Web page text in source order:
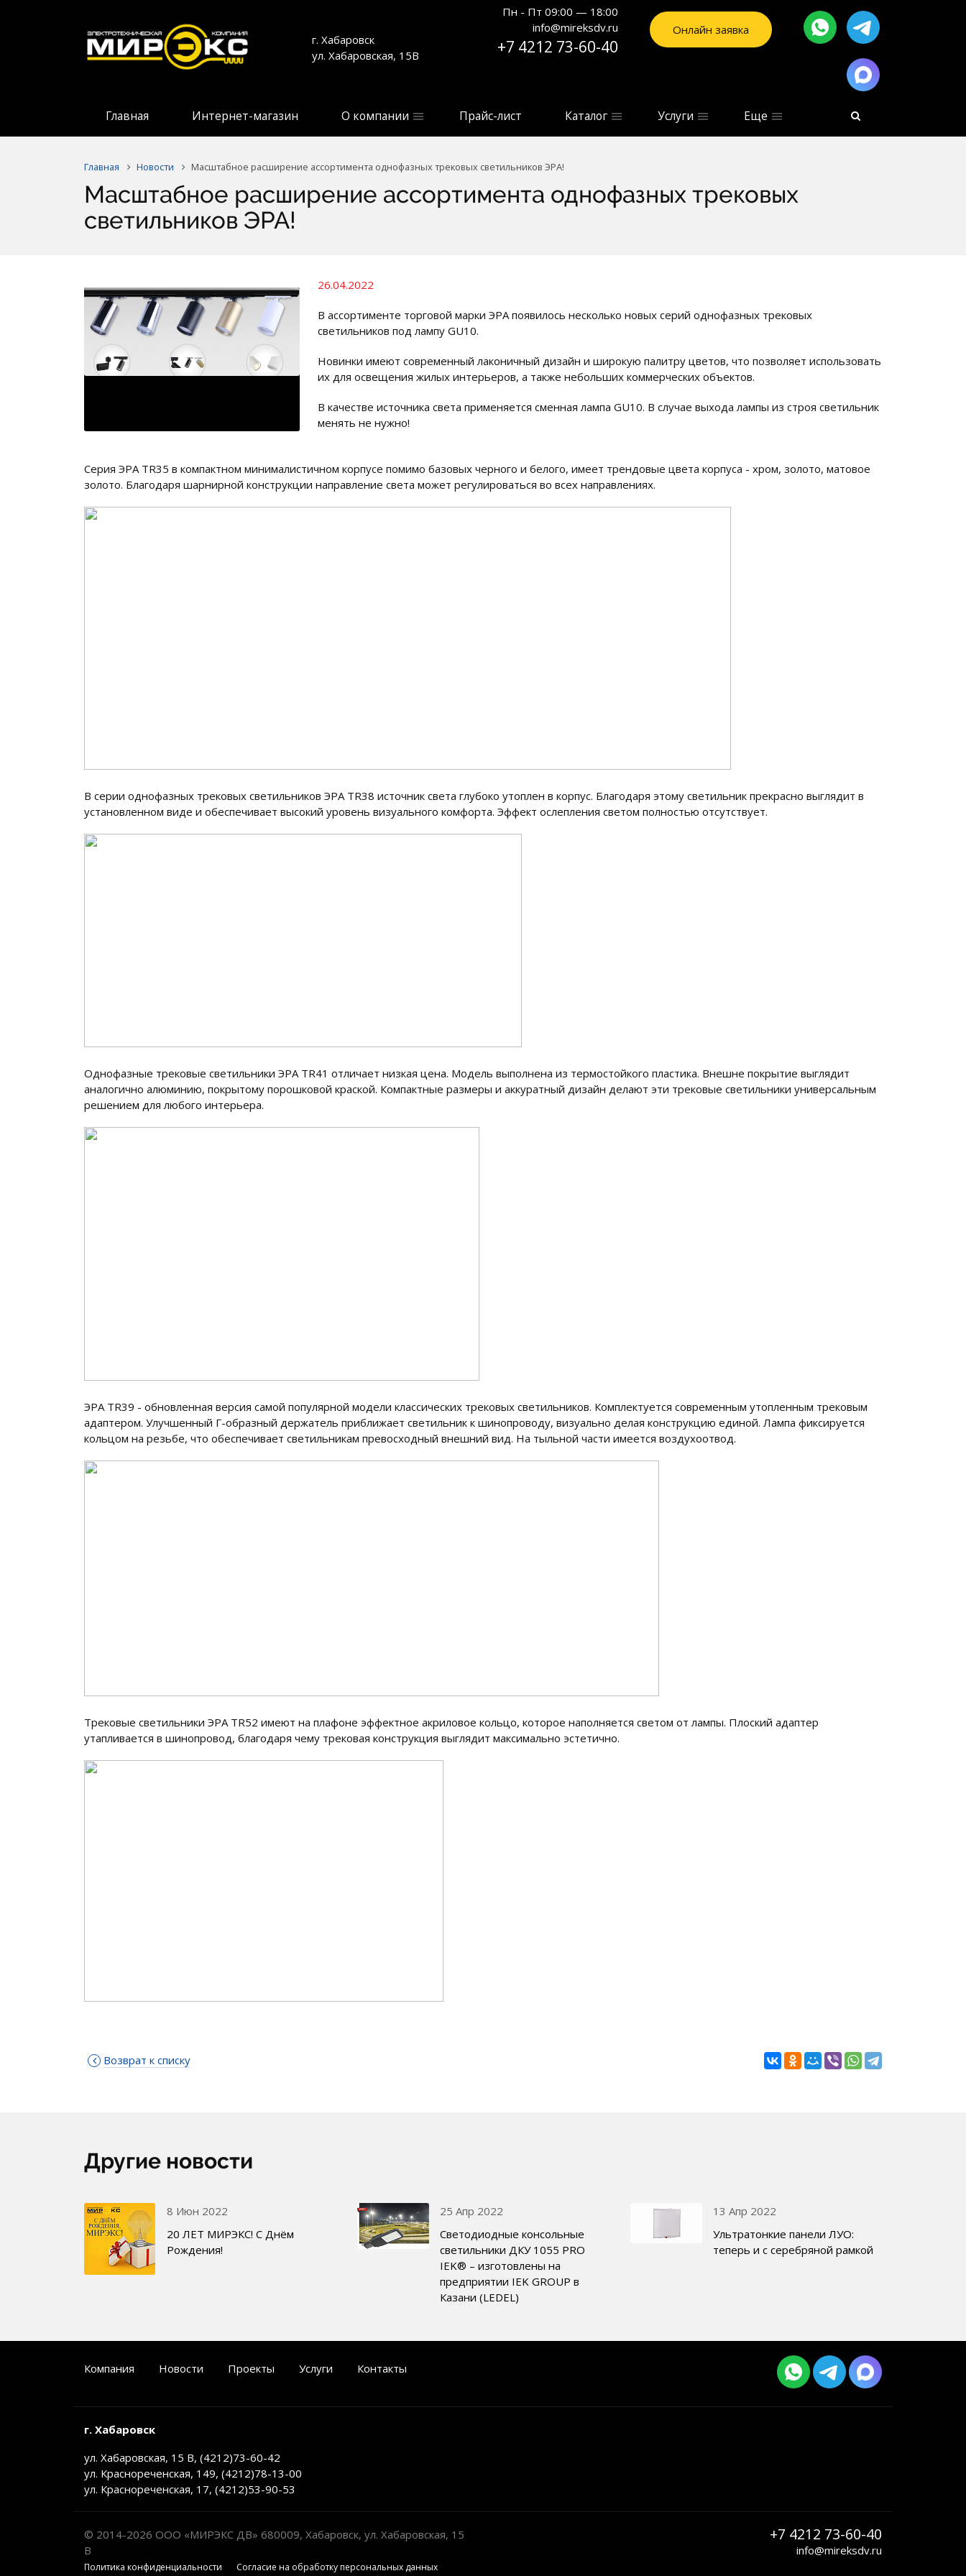
г. Хабаровск
ул. Хабаровская, 15В
Пн - Пт 09:00 — 18:00
info@mireksdv.ru
+7 4212 73-60-40
Онлайн заявка
Главная Интернет-магазин О компании Прайс-лист Каталог Услуги Еще
Главная Новости Масштабное расширение ассортимента однофазных трековых светильников ЭРА!
Масштабное расширение ассортимента однофазных трековых
светильников ЭРА!
26.04.2022
В ассортименте торговой марки ЭРА появилось несколько новых серий однофазных трековых
светильников под лампу GU10.
Новинки имеют современный лаконичный дизайн и широкую палитру цветов, что позволяет использовать
их для освещения жилых интерьеров, а также небольших коммерческих объектов.
В качестве источника света применяется сменная лампа GU10. В случае выхода лампы из строя светильник
менять не нужно!
Серия ЭРА TR35 в компактном минималистичном корпусе помимо базовых черного и белого, имеет трендовые цвета корпуса - хром, золото, матовое
золото. Благодаря шарнирной конструкции направление света может регулироваться во всех направлениях.
В серии однофазных трековых светильников ЭРА TR38 источник света глубоко утоплен в корпус. Благодаря этому светильник прекрасно выглядит в
установленном виде и обеспечивает высокий уровень визуального комфорта. Эффект ослепления светом полностью отсутствует.
Однофазные трековые светильники ЭРА TR41 отличает низкая цена. Модель выполнена из термостойкого пластика. Внешне покрытие выглядит
аналогично алюминию, покрытому порошковой краской. Компактные размеры и аккуратный дизайн делают эти трековые светильники универсальным
решением для любого интерьера.
ЭРА TR39 - обновленная версия самой популярной модели классических трековых светильников. Комплектуется современным утопленным трековым
адаптером. Улучшенный Г-образный держатель приближает светильник к шинопроводу, визуально делая конструкцию единой. Лампа фиксируется
кольцом на резьбе, что обеспечивает светильникам превосходный внешний вид. На тыльной части имеется воздухоотвод.
Трековые светильники ЭРА TR52 имеют на плафоне эффектное акриловое кольцо, которое наполняется светом от лампы. Плоский адаптер
утапливается в шинопровод, благодаря чему трековая конструкция выглядит максимально эстетично.
Возврат к списку
Другие новости
8 Июн 2022
20 ЛЕТ МИРЭКС! С Днём
Рождения!
25 Апр 2022
Светодиодные консольные
светильники ДКУ 1055 PRO
IEK® – изготовлены на
предприятии IEK GROUP в
Казани (LEDEL)
13 Апр 2022
Ультратонкие панели ЛУО:
теперь и с серебряной рамкой
Компания Новости Проекты Услуги Контакты
г. Хабаровск
ул. Хабаровская, 15 В, (4212)73-60-42
ул. Краснореченская, 149, (4212)78-13-00
ул. Краснореченская, 17, (4212)53-90-53
+7 4212 73-60-40
info@mireksdv.ru
© 2014-2026 ООО «МИРЭКС ДВ» 680009, Хабаровск, ул. Хабаровская, 15
В
Политика конфиденциальности Cогласие на обработку персональных данных